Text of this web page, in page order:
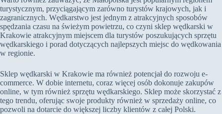
turystycznym, przyciągającym zarówno turystów krajowych, jak i
zagranicznych. Wędkarstwo jest jednym z atrakcyjnych sposobów
spędzania czasu na świeżym powietrzu, co czyni sklep wędkarski w
Krakowie atrakcyjnym miejscem dla turystów poszukujących sprzętu
wędkarskiego i porad dotyczących najlepszych miejsc do wędkowania
w regionie.
Sklep wędkarski w Krakowie ma również potencjał do rozwoju e-
commerce. W dobie internetu, coraz więcej osób dokonuje zakupów
online, w tym również sprzętu wędkarskiego. Sklep może skorzystać z
tego trendu, oferując swoje produkty również w sprzedaży online, co
pozwoli na dotarcie do większej liczby klientów z całej Polski.